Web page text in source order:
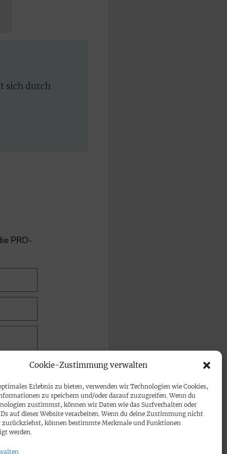
Cookie-Zustimmung verwalten
Erlebnis zu bieten, verwenden wir Technologien wie Cookies,
zu speichern und/oder darauf zuzugreifen. Wenn du
zustimmst, können wir Daten wie das Surfverhalten oder
auf dieser Website verarbeiten. Wenn du deine Zustimmung nicht
zurückziehst, können bestimmte Merkmale und Funktionen
werden.
sich durch
PRO-